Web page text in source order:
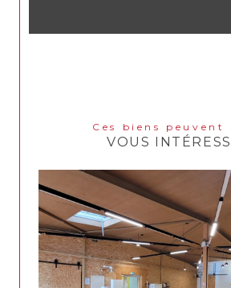
Ces biens peuvent
VOUS